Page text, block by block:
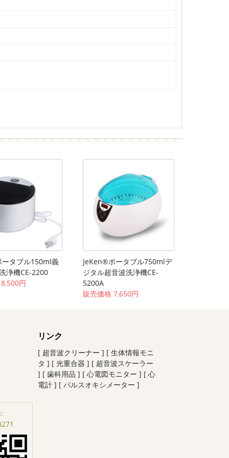
タブル150ml義
浄機CE-2200
円
JeKen®ポータブル750mlデ
ジタル超音波洗浄機CE-
5200A
販売価格 7,650円
リンク
[ 超音波クリーナー ] [ 生体情報モニ
タ ] [ 光重合器 ] [ 超音波スケーラー
] [ 歯科用品 ] [ 心電図モニター ] [ 心
電計 ] [ パルスオキシメーター ]